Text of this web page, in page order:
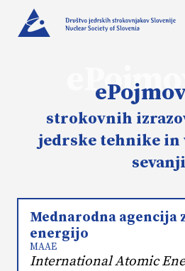
strokovnih
jedrske tehnike in
sevanji
Mednarodna agencija
energijo
MAAE
International Atomic